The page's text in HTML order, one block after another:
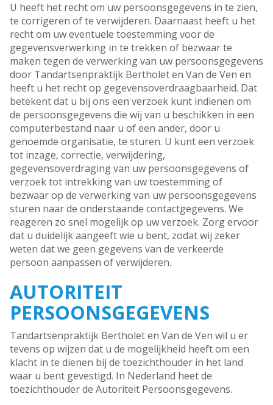
U heeft het recht om uw persoonsgegevens in te zien,
te corrigeren of te verwijderen. Daarnaast heeft u het
recht om uw eventuele toestemming voor de
gegevensverwerking in te trekken of bezwaar te
maken tegen de verwerking van uw persoonsgegevens
door Tandartsenpraktijk Bertholet en Van de Ven en
heeft u het recht op gegevensoverdraagbaarheid. Dat
betekent dat u bij ons een verzoek kunt indienen om
de persoonsgegevens die wij van u beschikken in een
computerbestand naar u of een ander, door u
genoemde organisatie, te sturen. U kunt een verzoek
tot inzage, correctie, verwijdering,
gegevensoverdraging van uw persoonsgegevens of
verzoek tot intrekking van uw toestemming of
bezwaar op de verwerking van uw persoonsgegevens
sturen naar de onderstaande contactgegevens. We
reageren zo snel mogelijk op uw verzoek. Zorg ervoor
dat u duidelijk aangeeft wie u bent, zodat wij zeker
weten dat we geen gegevens van de verkeerde
persoon aanpassen of verwijderen.
AUTORITEIT
PERSOONSGEGEVENS
Tandartsenpraktijk Bertholet en Van de Ven wil u er
tevens op wijzen dat u de mogelijkheid heeft om een
klacht in te dienen bij de toezichthouder in het land
waar u bent gevestigd. In Nederland heet de
toezichthouder de Autoriteit Persoonsgegevens.